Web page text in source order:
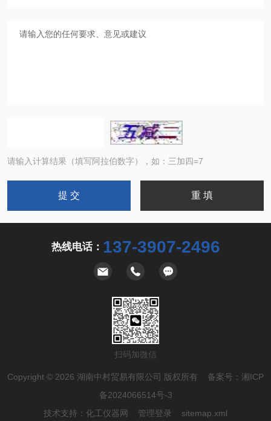
请输入计算结果（填写阿拉伯数字），如：三加四=7
热线电话： 137-3907-2496
扫码加微信
Copyright © 2026 湖南中村贸易有限公司 版权所有 备案号： 湘ICP
备2024066514号-3
技术支持： 化工仪器网 管理登录 sitemap.xml